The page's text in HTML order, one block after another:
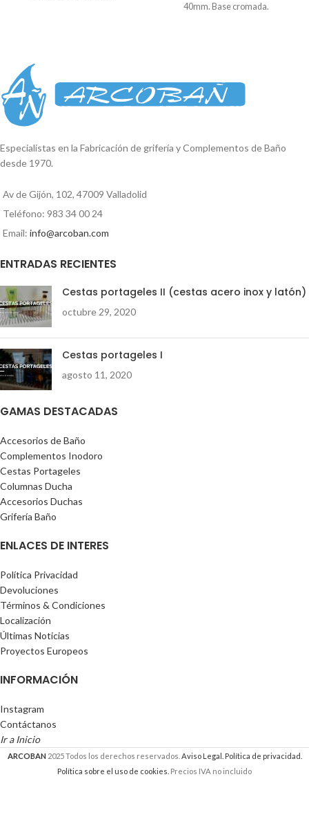
40mm. Base cromada.
Especialistas en la Fabricación de grifería y Complementos de Baño
desde 1970.
Av de Gijón, 102, 47009 Valladolid
Teléfono: 983 34 00 24
Email: info@arcoban.com
ENTRADAS RECIENTES
Cestas portageles II (cestas acero inox y latón)
octubre 29, 2020
Cestas portageles I
agosto 11, 2020
GAMAS DESTACADAS
Accesorios de Baño
Complementos Inodoro
Cestas Portageles
Columnas Ducha
Accesorios Duchas
Grifería Baño
ENLACES DE INTERES
Política Privacidad
Devoluciones
Términos & Condiciones
Localización
Últimas Noticias
Proyectos Europeos
INFORMACIÓN
Instagram
Contáctanos
Ir a Inicio
ARCOBAN 2025 Todos los derechos reservados. Aviso Legal.
Política de privacidad.
Política sobre el uso de cookies. Precios IVA no incluido